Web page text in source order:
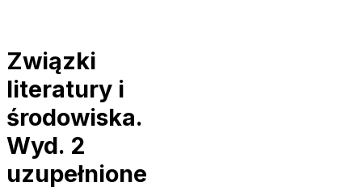
Związki
literatury i
środowiska.
Wyd. 2
uzupełnione